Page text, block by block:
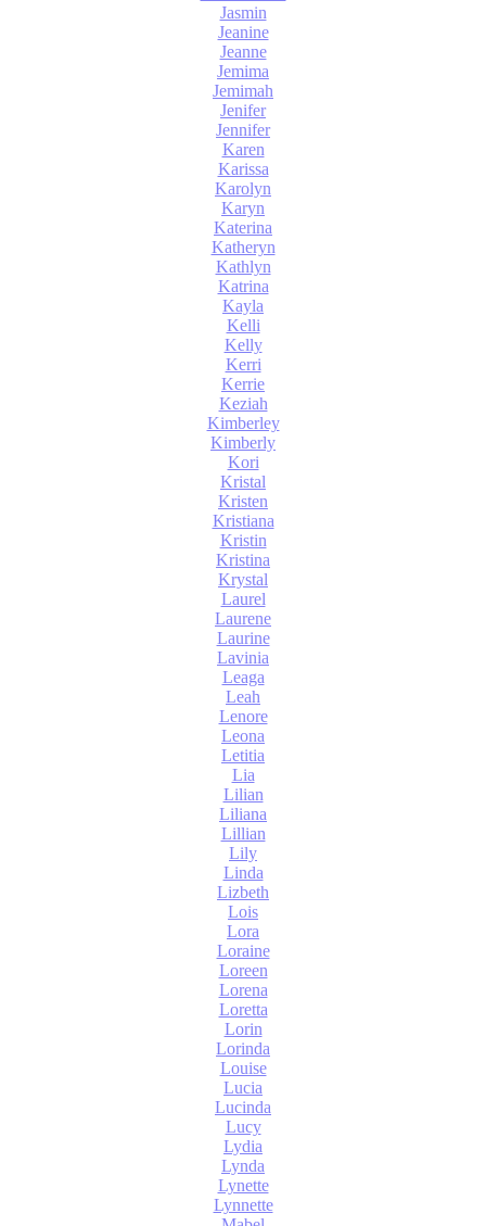
Jasmin
Jeanine
Jeanne
Jemima
Jemimah
Jenifer
Jennifer
Karen
Karissa
Karolyn
Karyn
Katerina
Katheryn
Kathlyn
Katrina
Kayla
Kelli
Kelly
Kerri
Kerrie
Keziah
Kimberley
Kimberly
Kori
Kristal
Kristen
Kristiana
Kristin
Kristina
Krystal
Laurel
Laurene
Laurine
Lavinia
Leaga
Leah
Lenore
Leona
Letitia
Lia
Lilian
Liliana
Lillian
Lily
Linda
Lizbeth
Lois
Lora
Loraine
Loreen
Lorena
Loretta
Lorin
Lorinda
Louise
Lucia
Lucinda
Lucy
Lydia
Lynda
Lynette
Lynnette